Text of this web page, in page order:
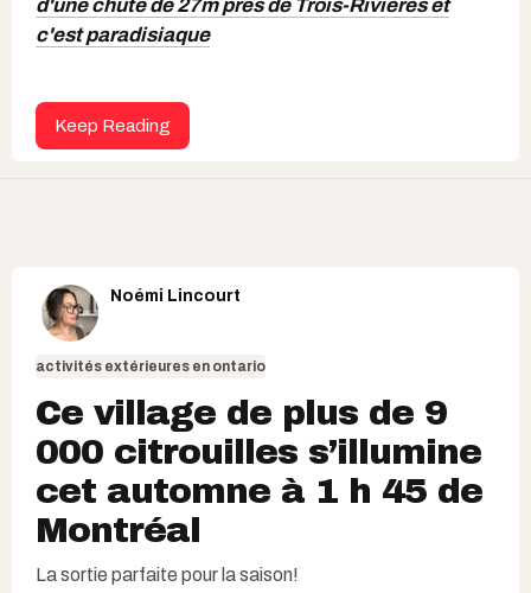
d'une chute de 27m près de Trois-Rivières et
c'est paradisiaque
Keep Reading
Noémi Lincourt
activités extérieures en ontario
Ce village de plus de 9
000 citrouilles s’illumine
cet automne à 1 h 45 de
Montréal
La sortie parfaite pour la saison!